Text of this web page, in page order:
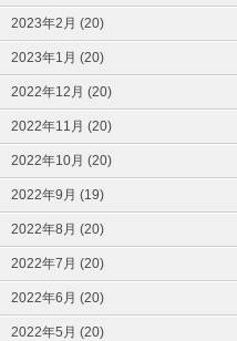
2023年2月 (20)
2023年1月 (20)
2022年12月 (20)
2022年11月 (20)
2022年10月 (20)
2022年9月 (19)
2022年8月 (20)
2022年7月 (20)
2022年6月 (20)
2022年5月 (20)